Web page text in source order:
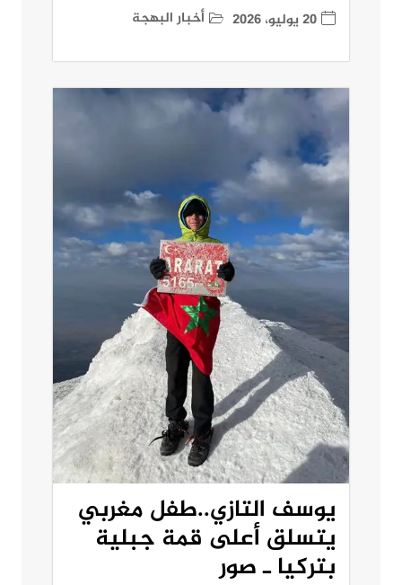
20 يوليو، 2026 أخبار البهجة
يوسف التازي..طفل مغربي
يتسلق أعلى قمة جبلية
بتركيا ـ صور